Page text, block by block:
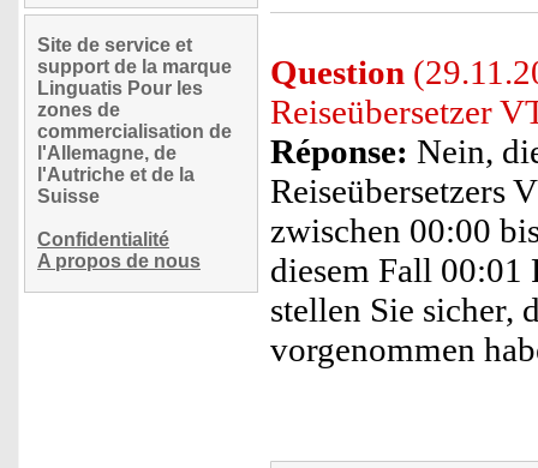
Site de service et
support de la marque
Linguatis Pour les
zones de
commercialisation de
l'Allemagne, de
l'Autriche et de la
Suisse
Confidentialité
A propos de nous
Question
Reiseübersetzer
Réponse: Nein,
Reiseübersetzers
zwischen 00:00
diesem Fall
stellen Sie sicher,
vorgenommen